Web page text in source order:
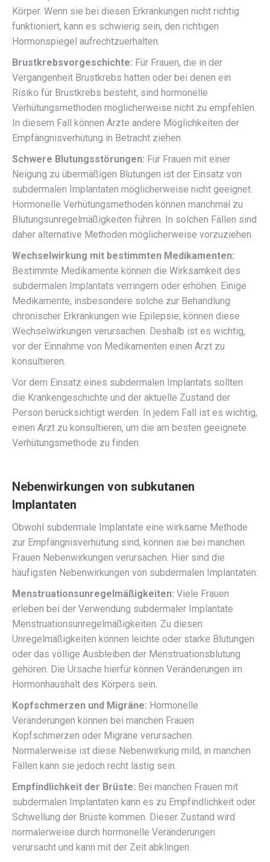
Körper. Wenn sie bei diesen Erkrankungen nicht richtig
funktioniert, kann es schwierig sein, den richtigen
Hormonspiegel aufrechtzuerhalten.
Brustkrebsvorgeschichte: Für Frauen, die in der
Vergangenheit Brustkrebs hatten oder bei denen ein
Risiko für Brustkrebs besteht, sind hormonelle
Verhütungsmethoden möglicherweise nicht zu empfehlen.
In diesem Fall können Ärzte andere Möglichkeiten der
Empfängnisverhütung in Betracht ziehen.
Schwere Blutungsstörungen: Für Frauen mit einer
Neigung zu übermäßigen Blutungen ist der Einsatz von
subdermalen Implantaten möglicherweise nicht geeignet.
Hormonelle Verhütungsmethoden können manchmal zu
Blutungsunregelmäßigkeiten führen. In solchen Fällen sind
daher alternative Methoden möglicherweise vorzuziehen.
Wechselwirkung mit bestimmten Medikamenten:
Bestimmte Medikamente können die Wirksamkeit des
subdermalen Implantats verringern oder erhöhen. Einige
Medikamente, insbesondere solche zur Behandlung
chronischer Erkrankungen wie Epilepsie, können diese
Wechselwirkungen verursachen. Deshalb ist es wichtig,
vor der Einnahme von Medikamenten einen Arzt zu
konsultieren.
Vor dem Einsatz eines subdermalen Implantats sollten
die Krankengeschichte und der aktuelle Zustand der
Person berücksichtigt werden. In jedem Fall ist es wichtig,
einen Arzt zu konsultieren, um die am besten geeignete
Verhütungsmethode zu finden.
Nebenwirkungen von subkutanen
Implantaten
Obwohl subdermale Implantate eine wirksame Methode
zur Empfängnisverhütung sind, können sie bei manchen
Frauen Nebenwirkungen verursachen. Hier sind die
häufigsten Nebenwirkungen von subdermalen Implantaten:
Menstruationsunregelmäßigkeiten: Viele Frauen
erleben bei der Verwendung subdermaler Implantate
Menstruationsunregelmäßigkeiten. Zu diesen
Unregelmäßigkeiten können leichte oder starke Blutungen
oder das völlige Ausbleiben der Menstruationsblutung
gehören. Die Ursache hierfür können Veränderungen im
Hormonhaushalt des Körpers sein.
Kopfschmerzen und Migräne: Hormonelle
Veränderungen können bei manchen Frauen
Kopfschmerzen oder Migräne verursachen.
Normalerweise ist diese Nebenwirkung mild, in manchen
Fällen kann sie jedoch recht lästig sein.
Empfindlichkeit der Brüste: Bei manchen Frauen mit
subdermalen Implantaten kann es zu Empfindlichkeit oder
Schwellung der Brüste kommen. Dieser Zustand wird
normalerweise durch hormonelle Veränderungen
verursacht und kann mit der Zeit abklingen.